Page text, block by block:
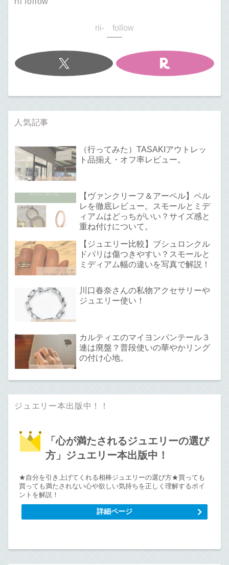
rii- follow
人気記事
（行ってみた）TASAKIアウトレッ
ト品揃え・オフ率レビュー。
【ヴァンクリーフ＆アーペル】ペル
レを徹底レビュー。スモールとミデ
ィアムはどっちがいい？サイズ感と
重ね付けについて。
【ジュエリー比較】ブシュロンクル
ドパリは傷つきやすい？スモールと
ミディアム幅の違いを写真で解説！
川口春奈さんの私物アクセサリーや
ジュエリー使い！
カルティエのマイヨンパンテール３
連は廃盤？普段使いの華やかリング
の付け心地。
ジュエリー本出版中！！
「心が満たされるジュエリーの選び
方」ジュエリー本出版中！
★自分を引き上げてくれる相棒ジュエリーの選び方★買っても
買っても満たされない心や欲しい気持ちを正しく理解するポイ
ントを解説！
詳細ページ